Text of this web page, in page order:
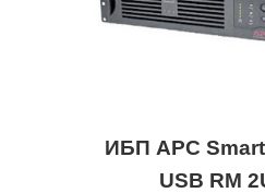
ИБП APC
USB RM